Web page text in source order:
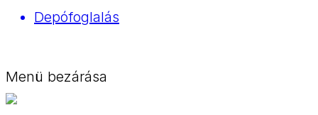
Depófoglalás
Menü bezárása